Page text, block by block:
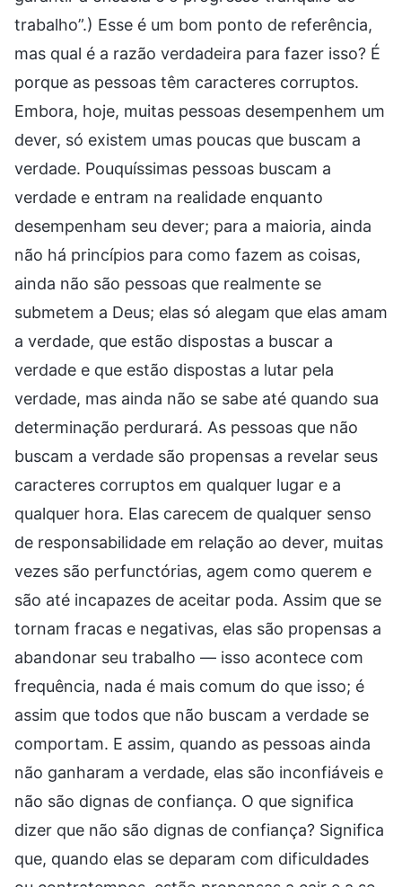
trabalho”.) Esse é um bom ponto de referência,
mas qual é a razão verdadeira para fazer isso? É
porque as pessoas têm caracteres corruptos.
Embora, hoje, muitas pessoas desempenhem um
dever, só existem umas poucas que buscam a
verdade. Pouquíssimas pessoas buscam a
verdade e entram na realidade enquanto
desempenham seu dever; para a maioria, ainda
não há princípios para como fazem as coisas,
ainda não são pessoas que realmente se
submetem a Deus; elas só alegam que elas amam
a verdade, que estão dispostas a buscar a
verdade e que estão dispostas a lutar pela
verdade, mas ainda não se sabe até quando sua
determinação perdurará. As pessoas que não
buscam a verdade são propensas a revelar seus
caracteres corruptos em qualquer lugar e a
qualquer hora. Elas carecem de qualquer senso
de responsabilidade em relação ao dever, muitas
vezes são perfunctórias, agem como querem e
são até incapazes de aceitar poda. Assim que se
tornam fracas e negativas, elas são propensas a
abandonar seu trabalho — isso acontece com
frequência, nada é mais comum do que isso; é
assim que todos que não buscam a verdade se
comportam. E assim, quando as pessoas ainda
não ganharam a verdade, elas são inconfiáveis e
não são dignas de confiança. O que significa
dizer que não são dignas de confiança? Significa
que, quando elas se deparam com dificuldades